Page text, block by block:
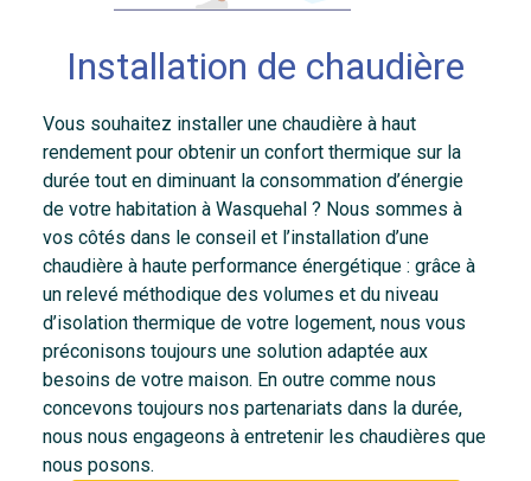
Installation de chaudière
Vous souhaitez installer une chaudière à haut
rendement pour obtenir un confort thermique sur la
durée tout en diminuant la consommation d’énergie
de votre habitation à Wasquehal ? Nous sommes à
vos côtés dans le conseil et l’installation d’une
chaudière à haute performance énergétique : grâce à
un relevé méthodique des volumes et du niveau
d’isolation thermique de votre logement, nous vous
préconisons toujours une solution adaptée aux
besoins de votre maison. En outre comme nous
concevons toujours nos partenariats dans la durée,
nous nous engageons à entretenir les chaudières que
nous posons.